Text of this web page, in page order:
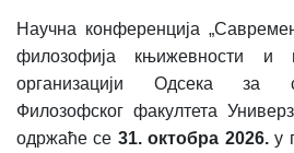
Научна конференција
филозофија књижевности и
организацији Одсека за
Филозофског факултета
одржаће се 31. октобра 2026.у